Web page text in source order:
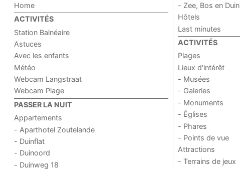
Home
ACTIVITÉS
Station Balnéaire
Astuces
Avec les enfants
Météo
Webcam Langstraat
Webcam Plage
PASSER LA NUIT
Appartements
- Aparthotel Zoutelande
- Duinflat
- Duinoord
- Duinweg 18
- Zee, Bos en Duin
Hôtels
Last minutes
ACTIVITÉS
Plages
Lieux d'intérêt
- Musées
- Galeries
- Monuments
- Églises
- Phares
- Points de vue
Attractions
- Terrains de jeux